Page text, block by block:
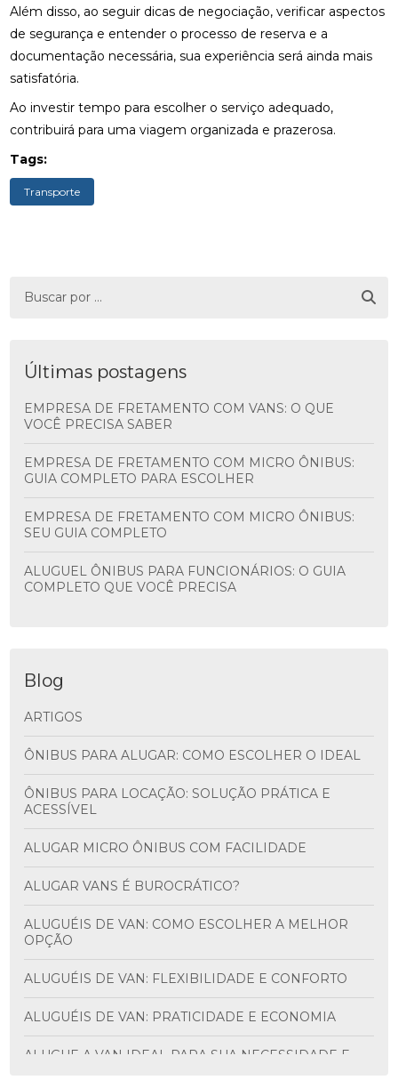
Além disso, ao seguir dicas de negociação, verificar aspectos
de segurança e entender o processo de reserva e a
documentação necessária, sua experiência será ainda mais
satisfatória.
Ao investir tempo para escolher o serviço adequado,
contribuirá para uma viagem organizada e prazerosa.
Tags:
Transporte
Últimas postagens
EMPRESA DE FRETAMENTO COM VANS: O QUE
VOCÊ PRECISA SABER
EMPRESA DE FRETAMENTO COM MICRO ÔNIBUS:
GUIA COMPLETO PARA ESCOLHER
EMPRESA DE FRETAMENTO COM MICRO ÔNIBUS:
SEU GUIA COMPLETO
ALUGUEL ÔNIBUS PARA FUNCIONÁRIOS: O GUIA
COMPLETO QUE VOCÊ PRECISA
Blog
ARTIGOS
ÔNIBUS PARA ALUGAR: COMO ESCOLHER O IDEAL
ÔNIBUS PARA LOCAÇÃO: SOLUÇÃO PRÁTICA E
ACESSÍVEL
ALUGAR MICRO ÔNIBUS COM FACILIDADE
ALUGAR VANS É BUROCRÁTICO?
ALUGUÉIS DE VAN: COMO ESCOLHER A MELHOR
OPÇÃO
ALUGUÉIS DE VAN: FLEXIBILIDADE E CONFORTO
ALUGUÉIS DE VAN: PRATICIDADE E ECONOMIA
ALUGUE A VAN IDEAL PARA SUA NECESSIDADE E